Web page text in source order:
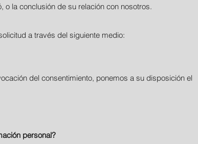
la conclusión de su relación con nosotros.
a través del siguiente medio:
del consentimiento, ponemos a su disposición el
personal?